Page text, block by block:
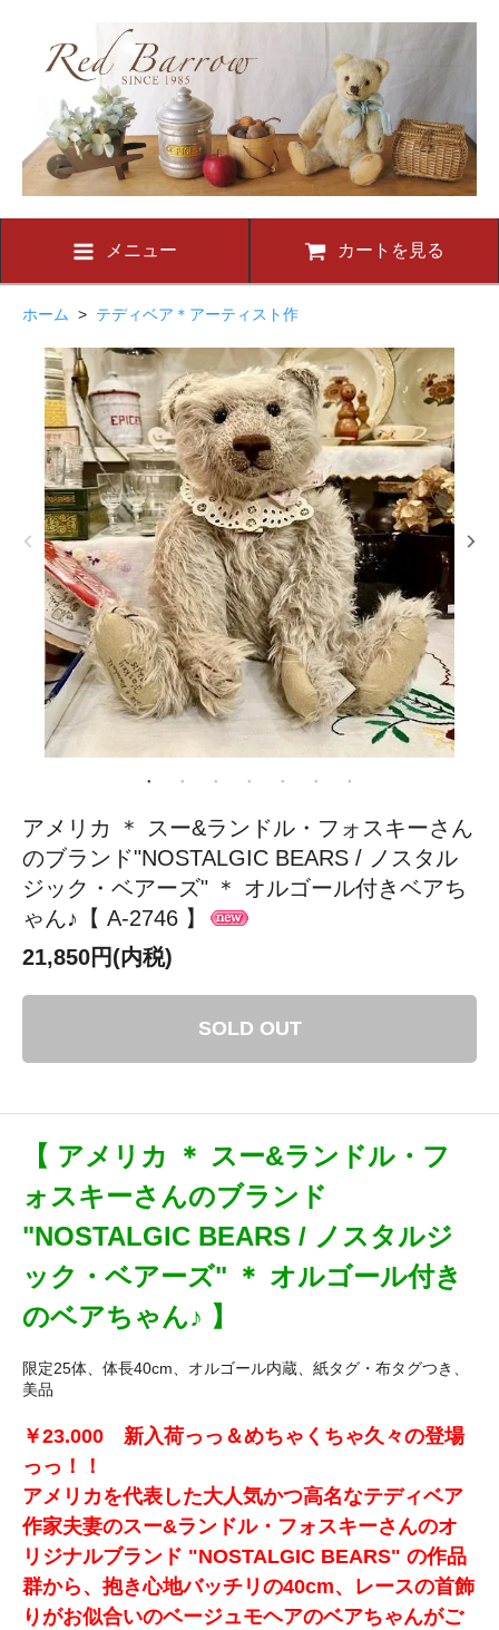
メニュー カートを見る
ホーム > テディベア＊アーティスト作
アメリカ ＊ スー&ランドル・フォスキーさん
のブランド"NOSTALGIC BEARS / ノスタル
ジック・ベアーズ" ＊ オルゴール付きベアち
ゃん♪【 A-2746 】
21,850円(内税)
SOLD OUT
【 アメリカ ＊ スー&ランドル・フ
ォスキーさんのブランド
"NOSTALGIC BEARS / ノスタルジ
ック・ベアーズ" ＊ オルゴール付き
のベアちゃん♪ 】
限定25体、体長40cm、オルゴール内蔵、紙タグ・布タグつき、
美品
￥23.000 新入荷っっ＆めちゃくちゃ久々の登場
っっ！！
アメリカを代表した大人気かつ高名なテディベア
作家夫妻のスー&ランドル・フォスキーさんのオ
リジナルブランド "NOSTALGIC BEARS" の作品
群から、抱き心地バッチリの40cm、レースの首飾
りがお似合いのベージュモヘアのベアちゃんがご